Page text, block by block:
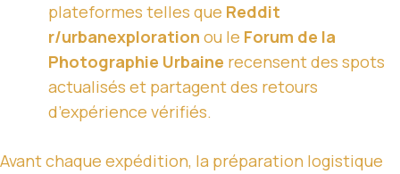
plateformes telles que Reddit
r/urbanexploration ou le Forum de la
Photographie Urbaine recensent des spots
actualisés et partagent des retours
d’expérience vérifiés.
Avant chaque expédition, la préparation logistique